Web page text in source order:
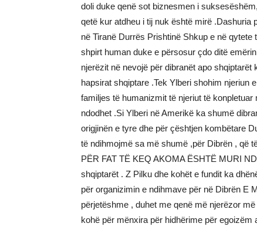
doli duke qenë sot biznesmen i
qetë kur atdheu i tij nuk është mirë .Dashuria
në Tiranë Durrës Prishtinë Shkup e në
shpirt human duke e përsosur çdo ditë
njerëzit në nevojë për dibranët apo
hapsirat shqiptare .Tek Ylberi shohim njeriun
familjes të humanizmit të njeriut të
ndodhet .Si Ylberi në Amerikë ka shumë
origjinën e tyre dhe për çështjen kombëtare
të ndihmojmë sa më shumë ,për Dibrën , që
PËR FAT TË KEQ AKOMA ËSHTË MURI
shqiptarët . Z Pilku dhe kohët e fundit ka
për organizimin e ndihmave për në Dibrën E
përjetëshme , duhet me qenë më njerëzor
kohë për mënxira për hidhërime për